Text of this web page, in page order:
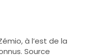
à l’est de la
Source